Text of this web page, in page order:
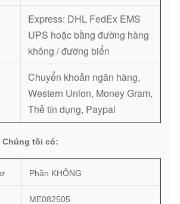
Express: DHL FedEx EMS
UPS hoặc bằng đường hàng
không / đường biển
Chuyển khoản ngân hàng,
Western Union, Money Gram,
Thẻ tín dụng, Paypal
Chúng tôi có:
Phần KHÔNG
ME082505